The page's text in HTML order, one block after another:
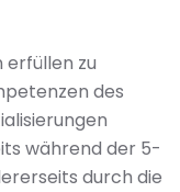
zu
des
während der 5-
durch die